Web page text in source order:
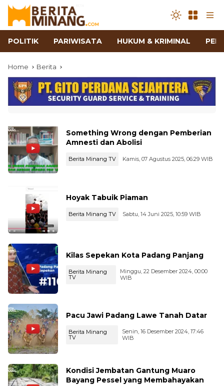
POLITIK PARIWISATA HUKUM & KRIMINAL
Home Berita
Something Wrong dengan Pemberian
Amnesti dan Abolisi
Berita Minang TV Kamis, 07 Agustus 2025, 06:29 WIB
Hoyak Tabuik Piaman
Berita Minang TV Sabtu, 14 Juni 2025, 10:59 WIB
Kilas Sepekan Kota Padang Panjang
Berita Minang
TV
Minggu, 22 Desember 2024, 00:00
WIB
Pacu Jawi Padang Lawe Tanah Datar
Berita Minang
TV
Senin, 16 Desember 2024, 17:46
WIB
Kondisi Jembatan Gantung Muaro
Bayang Pessel yang Membahayakan